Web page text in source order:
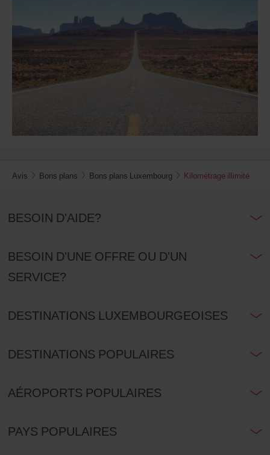
Avis Bons plans Bons plans Luxembourg Kilométrage illimité
BESOIN D'AIDE?
BESOIN D'UNE OFFRE OU D'UN
SERVICE?
DESTINATIONS LUXEMBOURGEOISES
DESTINATIONS POPULAIRES
AÉROPORTS POPULAIRES
PAYS POPULAIRES